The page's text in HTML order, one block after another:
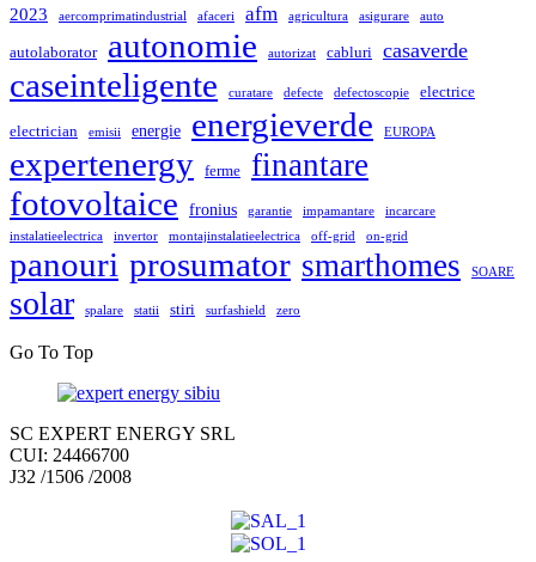
2023 aercomprimatindustrial afaceri afm agricultura asigurare auto
autolaborator autonomie autorizat cabluri casaverde
caseinteligente curatare defecte defectoscopie electrice
electrician emisii energie energieverde EUROPA
expertenergy ferme finantare
fotovoltaice fronius garantie impamantare
incarcare
instalatieelectrica
invertor montajinstalatieelectrica off-grid on-grid
panouri prosumator smarthomes SOARE
solar spalare statii stiri surfashield zero
Go To Top
SC EXPERT ENERGY SRL
CUI: 24466700
J32 /1506 /2008